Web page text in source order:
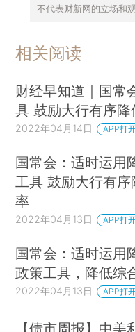
不代表财新网的立场和观
相关阅读
财经早知道｜国常
具 鼓励大行有序降
2022年04月14日 APP打
国常会：适时运用
工具 鼓励大行有序
率
2022年04月13日 APP打
国常会：适时运用
政策工具，降低综
2022年04月13日 APP打
【债市周报】中美